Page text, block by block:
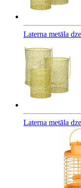
Laterna metāla
Laterna metāla